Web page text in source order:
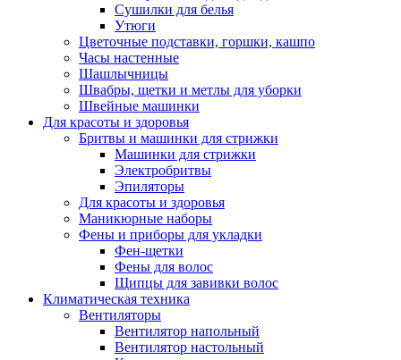
Сушилки для белья
Утюги
Цветочные подставки, горшки, кашпо
Часы настенные
Шашлычницы
Швабры, щетки и метлы для уборки
Швейные машинки
Для красоты и здоровья
Бритвы и машинки для стрижки
Машинки для стрижки
Электробритвы
Эпиляторы
Для красоты и здоровья
Маникюрные наборы
Фены и приборы для укладки
Фен-щетки
Фены для волос
Щипцы для завивки волос
Климатическая техника
Вентиляторы
Вентилятор напольный
Вентилятор настольный